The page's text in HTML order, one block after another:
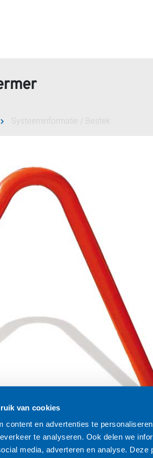
van cookies
content en advertenties te
te analyseren. Ook delen we
media, adverteren en analyse. Deze
Systeeminformatie / Bestek